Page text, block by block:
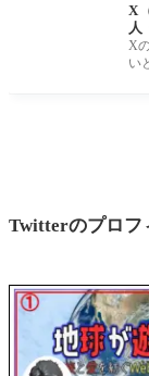
X
人
X
い
Twitterのプロフ